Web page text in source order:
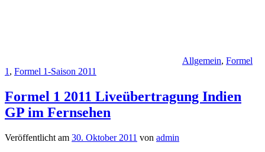
Allgemein, Formel
1, Formel 1-Saison 2011
Formel 1 2011 Liveübertragung Indien
GP im Fernsehen
Veröffentlicht am 30. Oktober 2011 von admin